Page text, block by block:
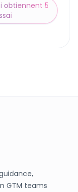
obtiennent 5
GTM teams